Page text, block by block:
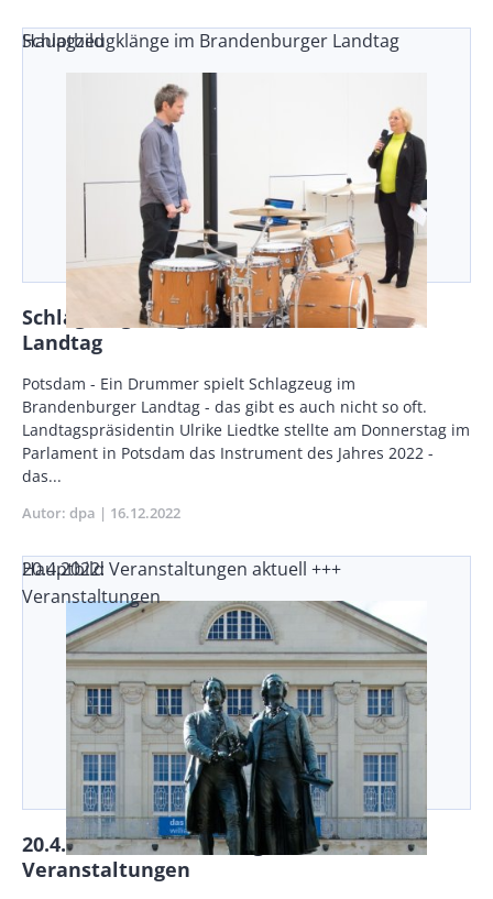
Schlagzeugklänge im Brandenburger Landtag
Hauptbild
Schlagzeugklänge im Brandenburger
Landtag
Body
Potsdam - Ein Drummer spielt Schlagzeug im
Brandenburger Landtag - das gibt es auch nicht so oft.
Landtagspräsidentin Ulrike Liedtke stellte am Donnerstag im
Parlament in Potsdam das Instrument des Jahres 2022 -
das...
Autor dpa Publikationsdatum
16.12.2022
20.4.2022: Veranstaltungen aktuell +++
Veranstaltungen
Hauptbild
20.4.2022: Veranstaltungen aktuell +++
Veranstaltungen